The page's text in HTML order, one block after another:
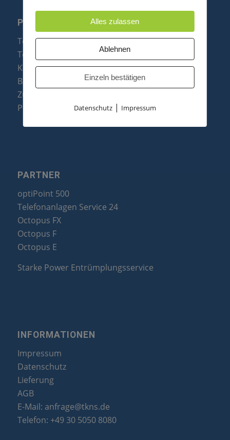
PRODUKTE
Telefonanlagen
Telefone
Konftel Konferenztelefone
Baugruppen
Zubehör & Ersatzteile
Produktzusammenfassung
PARTNER
optiPoint 500
Telefonanlagen Service 24
Octopus FX
Octopus F
Octopus E
Starke Power Entrümplungsservice
INFORMATIONEN
Impressum
Datenschutz
Lieferung
AGB
E-Mail: anfrage@tkns.de
Telefon: +49 30 5050 8080
Alles zulassen
Ablehnen
Einzeln bestätigen
Datenschutz| Impressum